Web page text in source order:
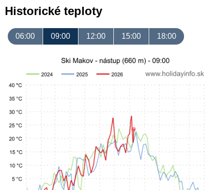
Historické teploty
06:00 09:00 12:00 15:00 18:00